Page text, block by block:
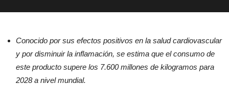
Conocido por sus efectos positivos en la salud cardiovascular
y por disminuir la inflamación, se estima que el consumo de
este producto supere los 7.600 millones de kilogramos para
2028 a nivel mundial.